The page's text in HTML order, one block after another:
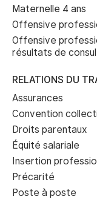
Maternelle 4 ans
Offensive
Offensive
résultats de
RELATIONS DU
Assurances
Convention
Droits parentaux
Équité salariale
Insertion
Précarité
Poste à poste